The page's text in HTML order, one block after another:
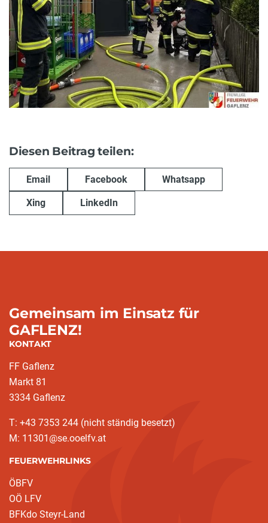
Diesen Beitrag teilen:
Email Facebook Whatsapp
Xing LinkedIn
Gemeinsam im Einsatz für
GAFLENZ!
KONTAKT
FF Gaflenz
Markt 81
3334 Gaflenz
T: +43 7353 244 (nicht ständig besetzt)
M: 11301@se.ooelfv.at
FEUERWEHRLINKS
ÖBFV
OÖ LFV
BFKdo Steyr-Land